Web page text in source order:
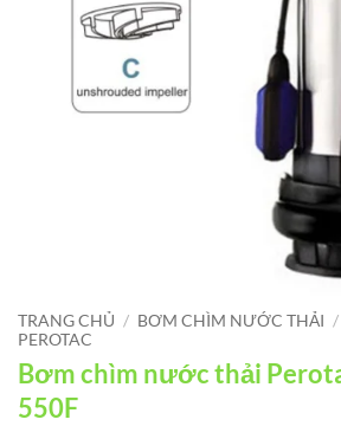
TRANG CHỦ / BƠM CHÌM NƯỚC THẢI /
PEROTAC
Bơm chìm nước thải
550F